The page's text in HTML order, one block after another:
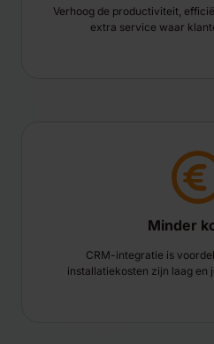
Verhoog de productiviteit,
extra service waar
Minder
CRM-integratie is
installatiekosten zijn laag en